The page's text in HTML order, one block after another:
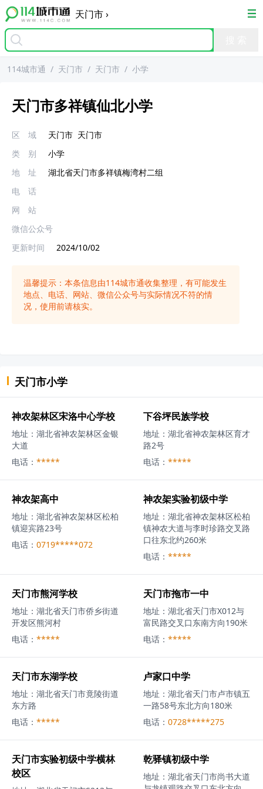
天门市›
114城市通 / 天门市 / 天门市 / 小学
天门市多祥镇仙北小学
区 域 天门市 天门市
类 别
小学
地 址
湖北省天门市多祥镇梅湾村二组
电 话
网 站
微信公众号
更新时间
2024/10/02
温馨提示：本条信息由114城市通收集整理，有可能发生
地点、电话、网站、微信公众号与实际情况不符的情
况，使用前请核实。
天门市小学
神农架林区宋洛中心学校
地址： 湖北省神农架林区金银
大道
电话： *****
下谷坪民族学校
地址： 湖北省神农架林区育才
路2号
电话： *****
神农架高中
地址： 湖北省神农架林区松柏
镇迎宾路23号
电话： 0719*****072
神农架实验初级中学
地址： 湖北省神农架林区松柏
镇神农大道与李时珍路交叉路
口往东北约260米
电话： *****
天门市熊河学校
地址： 湖北省天门市侨乡街道
开发区熊河村
电话： *****
天门市拖市一中
地址： 湖北省天门市X012与
富民路交叉口东南方向190米
电话： *****
天门市东湖学校
地址： 湖北省天门市竟陵街道
东方路
电话： *****
卢家口中学
地址： 湖北省天门市卢市镇五
一路58号东北方向180米
电话： 0728*****275
天门市实验初级中学横林
校区
乾驿镇初级中学
地址： 湖北省天门市尚书大道